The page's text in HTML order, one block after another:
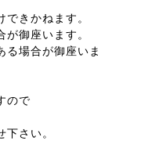
きかねます。
御座います。
場合が御座いま
ので
さい。